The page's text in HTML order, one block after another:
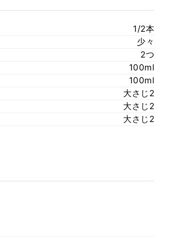
1/2本
少々
2つ
100ml
100ml
大さじ2
大さじ2
大さじ2